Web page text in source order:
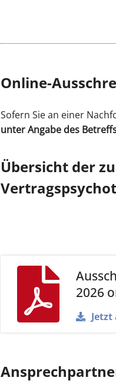
Online-
Sofern Sie an einer
unter Angabe des
Übersicht der
2026
Jetzt